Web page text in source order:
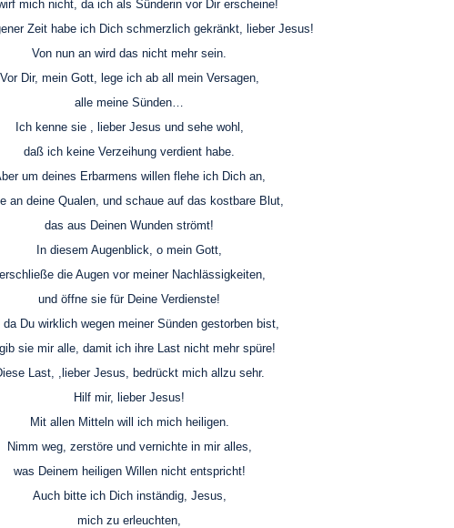
mich nicht, da ich als Sünderin vor Dir erscheine!
Zeit habe ich Dich schmerzlich gekränkt, lieber Jesus!
Von nun an wird das nicht mehr sein.
Vor Dir, mein Gott, lege ich ab all mein Versagen,
alle meine Sünden…
Ich kenne sie , lieber Jesus und sehe wohl,
daß ich keine Verzeihung verdient habe.
um deines Erbarmens willen flehe ich Dich an,
an deine Qualen, und schaue auf das kostbare Blut,
das aus Deinen Wunden strömt!
In diesem Augenblick, o mein Gott,
die Augen vor meiner Nachlässigkeiten,
und öffne sie für Deine Verdienste!
da Du wirklich wegen meiner Sünden gestorben bist,
sie mir alle, damit ich ihre Last nicht mehr spüre!
Last, ,lieber Jesus, bedrückt mich allzu sehr.
Hilf mir, lieber Jesus!
Mit allen Mitteln will ich mich heiligen.
Nimm weg, zerstöre und vernichte in mir alles,
was Deinem heiligen Willen nicht entspricht!
Auch bitte ich Dich inständig, Jesus,
mich zu erleuchten,